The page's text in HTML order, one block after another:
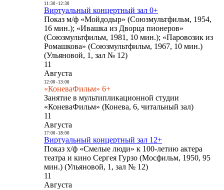
11:30- 12:30
Виртуальный концертный зал 0+
Показ м/ф «Мойдодыр» (Союзмультфильм, 1954,
16 мин.); «Ивашка из Дворца пионеров»
(Союзмультфильм, 1981, 10 мин.); «Паровозик из
Ромашкова» (Союзмультфильм, 1967, 10 мин.)
(Ульяновой, 1, зал № 12)
11
Августа
12:00- 13:00
«КоневаФильм» 6+
Занятие в мультипликационной студии
«КоневаФильм» (Конева, 6, читальный зал)
11
Августа
17:00- 18:00
Виртуальный концертный зал 12+
Показ х/ф «Смелые люди» к 100-летию актера
театра и кино Сергея Гурзо (Мосфильм, 1950, 95
мин.) (Ульяновой, 1, зал № 12)
11
Августа